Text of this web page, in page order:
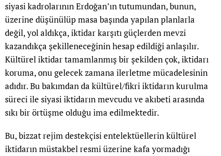
siyasi kadrolarının Erdoğan’ın tutumundan, bunun,
üzerine düşünülüp masa başında yapılan planlarla
değil, yol aldıkça, iktidar karşıtı güçlerden mevzi
kazandıkça şekilleneceğinin hesap edildiği anlaşılır.
Kültürel iktidar tamamlanmış bir şekilden çok, iktidarı
koruma, onu gelecek zamana ilerletme mücadelesinin
adıdır. Bu bakımdan da kültürel/fikri iktidarın kurulma
süreci ile siyasi iktidarın mevcudu ve akıbeti arasında
sıkı bir örtüşme olduğu ima edilmektedir.
Bu, bizzat rejim destekçisi entelektüellerin kültürel
iktidarın müstakbel resmi üzerine kafa yormadığı